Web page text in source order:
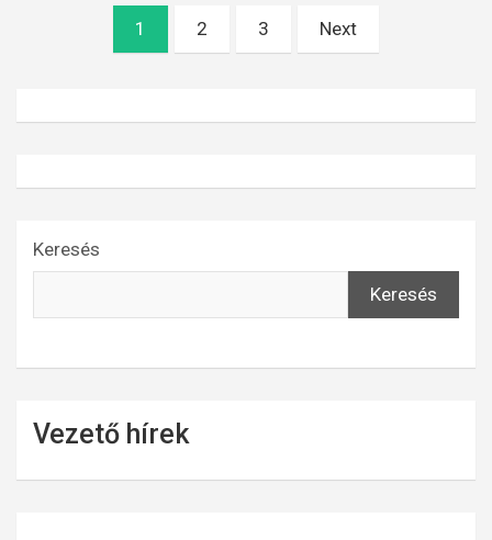
Bejegyzések
lapozása
1 2 3 Next
Keresés
Keresés
Vezető hírek